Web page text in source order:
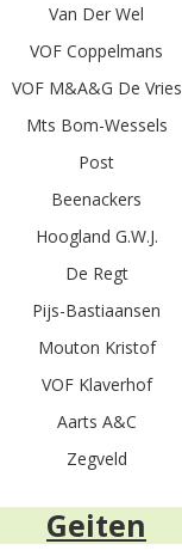
Van Der Wel
VOF Coppelmans
VOF M&A&G De Vries
Mts Bom-Wessels
Post
Beenackers
Hoogland G.W.J.
De Regt
Pijs-Bastiaansen
Mouton Kristof
VOF Klaverhof
Aarts A&C
Zegveld
Geiten